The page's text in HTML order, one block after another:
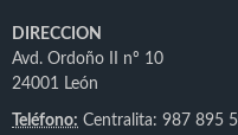
DIRECCION
Avd. Ordoño II nº 10
24001 León
Teléfono: Centralita: 987 895